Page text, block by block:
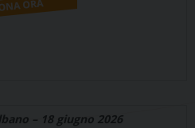
– 18 giugno 2026